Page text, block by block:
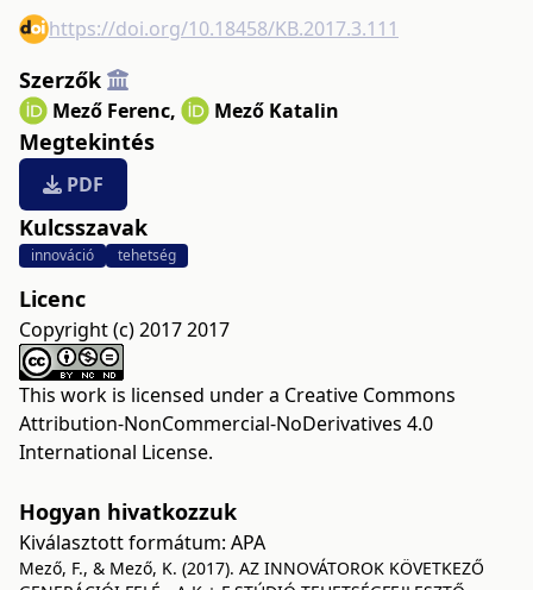
https://doi.org/10.18458/KB.2017.3.111
Szerzők
Mező Ferenc, Mező Katalin
Megtekintés
PDF
Kulcsszavak
innováció tehetség
Licenc
Copyright (c) 2017 2017
This work is licensed under a Creative Commons
Attribution-NonCommercial-NoDerivatives 4.0
International License.
Hogyan hivatkozzuk
Kiválasztott formátum: APA
Mező, F., & Mező, K. (2017). AZ INNOVÁTOROK KÖVETKEZŐ